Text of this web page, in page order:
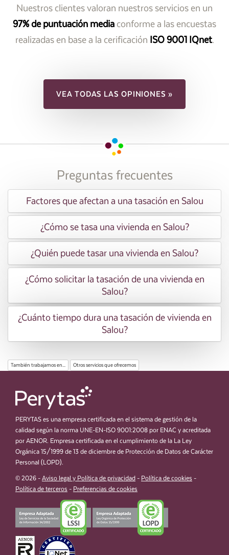
Nuestros clientes valoran nuestros servicios en un
97% de puntuación mediaconforme a las encuestas
realizadas en base a la cerificación ISO 9001 IQnet.
VEA TODAS LAS OPINIONES »
Preguntas frecuentes
Factores que afectan a una tasación en Salou
¿Cómo se tasa una vivienda en Salou?
¿Quién puede tasar una vivienda en Salou?
¿Cómo solicitar la tasación de una vivienda en
Salou?
¿Cuánto tiempo dura una tasación de vivienda en
Salou?
También trabajamos en... Otros servicios que ofrecemos
PERYTAS es una empresa certificada en el sistema de gestión de la
calidad según la norma UNE-EN-ISO 9001:2008 por ENAC y acreditada
por AENOR. Empresa certificada en el cumplimiento de la La Ley
Orgánica 15/1999 de 13 de diciembre de Protección de Datos de Carácter
Personal (LOPD).
© 2026 - Aviso legal y Política de privacidad - Política de cookies -
Política de terceros - Preferencias de cookies